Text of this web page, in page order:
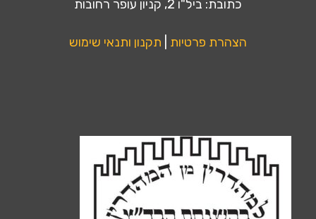
כתובת: ביל"ו 2, קניון עופר רחובות
הצהרת פרטיות תקנון ותנאי שימוש